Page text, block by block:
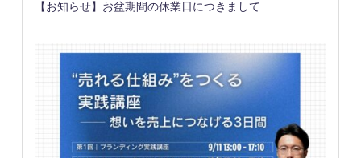
【お知らせ】お盆期間の休業日につきまして